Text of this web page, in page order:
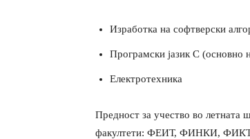
Изработка на софтверски
Програмски јазик С (основно
Електротехника
Предност за учество во летната
факултети: ФЕИТ, ФИНКИ, ФИКТ